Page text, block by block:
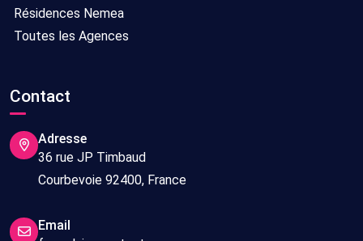
Résidences Nemea
Toutes les Agences
Contact
Adresse
36 rue JP Timbaud
Courbevoie 92400, France
Email